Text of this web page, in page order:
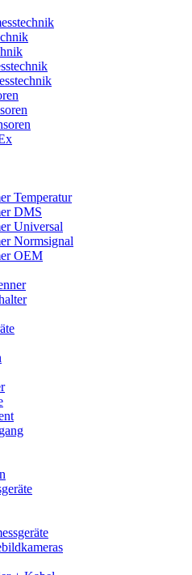
Temperatur
DMS
Universal
Normsignal
OEM